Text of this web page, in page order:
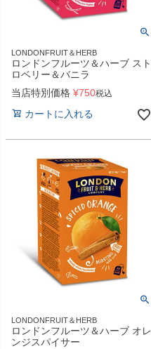
LONDONFRUIT＆HERB
ロンドンフルーツ＆ハーブ スト
ロベリー＆バニラ
当店特別価格 ¥750税込
カートに入れる
LONDONFRUIT＆HERB
ロンドンフルーツ＆ハーブ オレ
ンジスパイサー